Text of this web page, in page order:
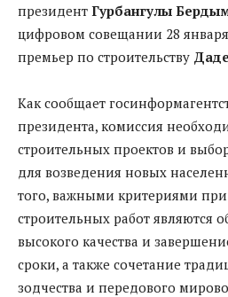
президент Гурбангулы
цифровом совещании 28
премьер по строительству
Как сообщает
президента, комиссия
строительных проектов и
для возведения новых
того, важными критериями
строительных работ являются
высокого качества и
сроки, а также сочетание
зодчества и передового